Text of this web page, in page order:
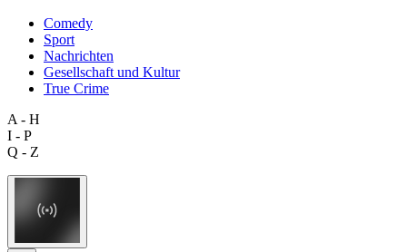
Comedy
Sport
Nachrichten
Gesellschaft und Kultur
True Crime
A - H
I - P
Q - Z